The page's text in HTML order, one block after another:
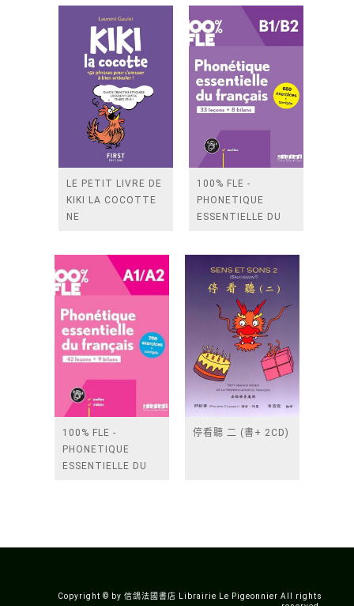
LE PETIT LIVRE DE
KIKI LA COCOTTE
NE
100% FLE -
PHONETIQUE
ESSENTIELLE DU
DIDIERFLE.APP
100% FLE -
PHONETIQUE
ESSENTIELLE DU
停看聽 二 (書+ 2CD)
Copyright © by 信鴿法國書店 Librairie Le Pigeonnier All rights